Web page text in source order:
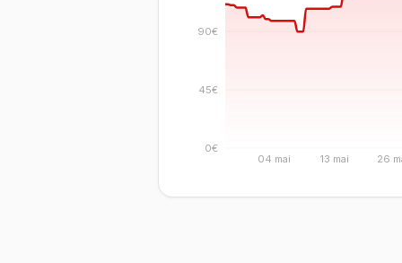
04 mai 13 mai 26
0€
45€
90€